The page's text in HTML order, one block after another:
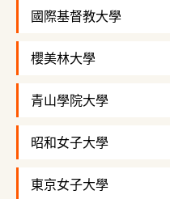
國際基督教大學
櫻美林大學
青山學院大學
昭和女子大學
東京女子大學